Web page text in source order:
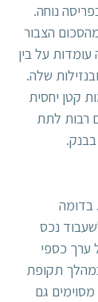
נוחה.
או בקרן נזילה ניתן לרוב לקבל עד 70% מהסכום הצבור
אלה עומדות על בין
ובנזילות שלה.
קטן יחסית
רבות לתת
. בדומה
נכס
ערך כספי
תקופת
גם